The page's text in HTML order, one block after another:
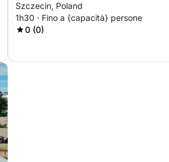
panoramica di 1,5 ore
Szczecin, Poland
1h30 · Fino a {capacità} persone
0 (0)